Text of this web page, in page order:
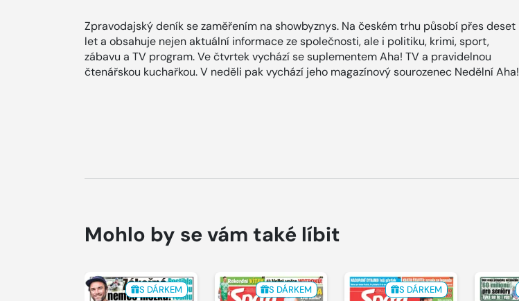
Zpravodajský deník se zaměřením na showbyznys. Na českém trhu působí přes deset
let a obsahuje nejen aktuální informace ze společnosti, ale i politiku, krimi, sport,
zábavu a TV program. Ve čtvrtek vychází se suplementem Aha! TV a pravidelnou
čtenářskou kuchařkou. V neděli pak vychází jeho magazínový sourozenec Nedělní Aha!
Mohlo by se vám také líbit
S DÁRKEM S DÁRKEM S DÁRKEM